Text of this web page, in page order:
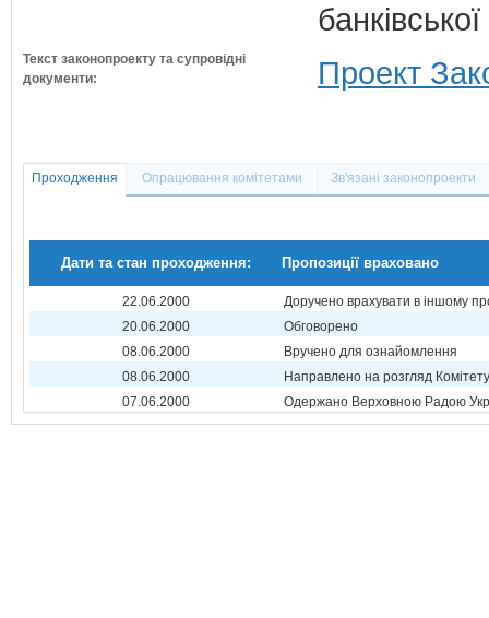
Текст законопроекту та супровідні
документи:
Проект
Проходження Опрацювання комітетами Зв'язані законопроекти
Дати та стан проходження: Пропозиції враховано
22.06.2000
Доручено врахувати в іншому
20.06.2000
Обговорено
08.06.2000
Вручено для ознайомлення
08.06.2000
Направлено на розгляд Комітету
07.06.2000
Одержано Верховною Радою